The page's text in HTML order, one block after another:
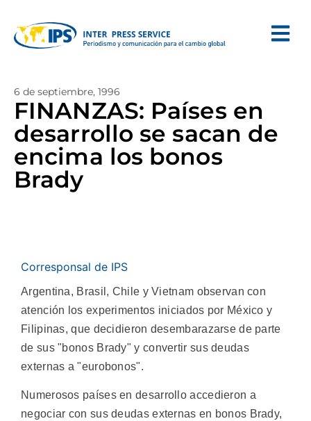
6 de septiembre, 1996
FINANZAS: Países en
desarrollo se sacan de
encima los bonos
Brady
Corresponsal de IPS
Argentina, Brasil, Chile y Vietnam observan con
atención los experimentos iniciados por México y
Filipinas, que decidieron desembarazarse de parte
de sus "bonos Brady" y convertir sus deudas
externas a "eurobonos".
Numerosos países en desarrollo accedieron a
negociar con sus deudas externas en bonos Brady,